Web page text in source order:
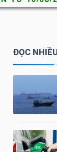
ĐỌC